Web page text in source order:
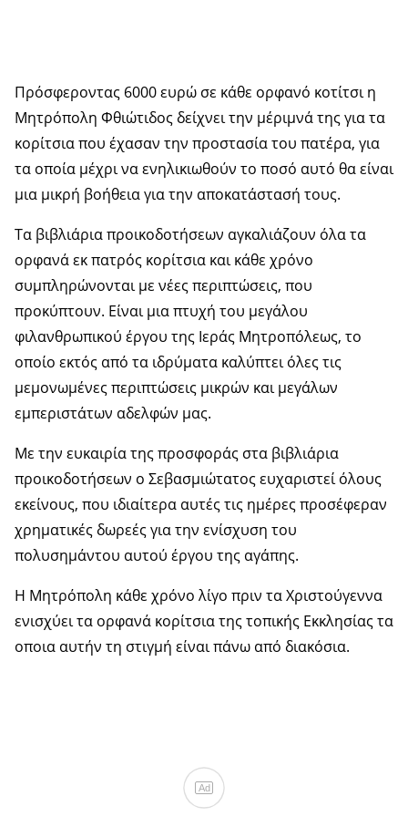
Πρόσφεροντας 6000 ευρώ σε κάθε ορφανό κοτίτσι η
Μητρόπολη Φθιώτιδος δείχνει την μέριμνά της για τα
κορίτσια που έχασαν την προστασία του πατέρα, για
τα οποία μέχρι να ενηλικιωθούν το ποσό αυτό θα είναι
μια μικρή βοήθεια για την αποκατάστασή τους.
Τα βιβλιάρια προικοδοτήσεων αγκαλιάζουν όλα τα
ορφανά εκ πατρός κορίτσια και κάθε χρόνο
συμπληρώνονται με νέες περιπτώσεις, που
προκύπτουν. Είναι μια πτυχή του μεγάλου
φιλανθρωπικού έργου της Ιεράς Μητροπόλεως, το
οποίο εκτός από τα ιδρύματα καλύπτει όλες τις
μεμονωμένες περιπτώσεις μικρών και μεγάλων
εμπεριστάτων αδελφών μας.
Με την ευκαιρία της προσφοράς στα βιβλιάρια
προικοδοτήσεων ο Σεβασμιώτατος ευχαριστεί όλους
εκείνους, που ιδιαίτερα αυτές τις ημέρες προσέφεραν
χρηματικές δωρεές για την ενίσχυση του
πολυσημάντου αυτού έργου της αγάπης.
Η Μητρόπολη κάθε χρόνο λίγο πριν τα Χριστούγεννα
ενισχύει τα ορφανά κορίτσια της τοπικής Εκκλησίας τα
οποια αυτήν τη στιγμή είναι πάνω από διακόσια.
Ad